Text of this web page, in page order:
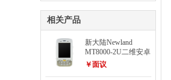
相关产品
新大陆Newland
MT8000-2U二维安卓
版数据采集器
￥面议